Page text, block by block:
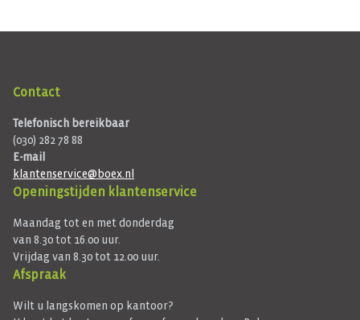
Contact
Telefonisch bereikbaar
(030) 282 78 88
E-mail
klantenservice@boex.nl
Openingstijden klantenservice
Maandag tot en met donderdag
van 8.30 tot 16.00 uur.
Vrijdag van 8.30 tot 12.00 uur.
Afspraak
Wilt u langskomen op kantoor?